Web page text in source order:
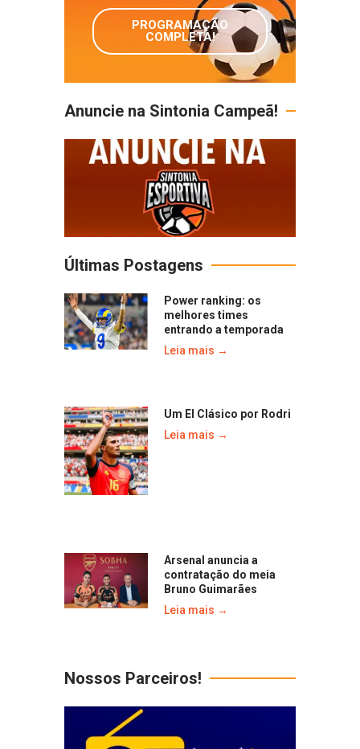
PROGRAMAÇÃO
COMPLETA!
Anuncie na Sintonia Campeã!
Últimas Postagens
Power ranking: os
melhores times
entrando a temporada
Leia mais →
Um El Clásico por Rodri
Leia mais →
Arsenal anuncia a
contratação do meia
Bruno Guimarães
Leia mais →
Nossos Parceiros!